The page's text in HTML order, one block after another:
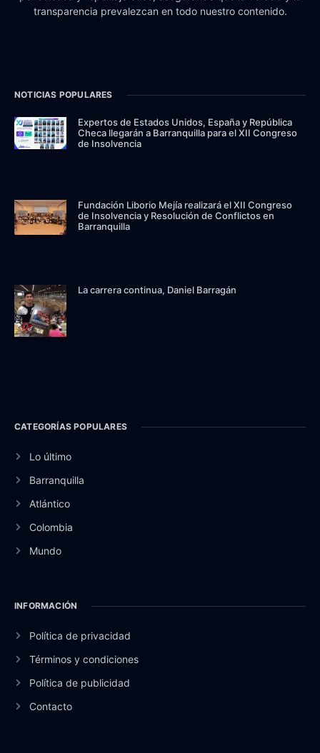
transparencia prevalezcan en todo nuestro contenido.
NOTICIAS POPULARES
Expertos de Estados Unidos, España y República
Checa llegarán a Barranquilla para el XII Congreso
de Insolvencia
Fundación Liborio Mejía realizará el XII Congreso
de Insolvencia y Resolución de Conflictos en
Barranquilla
La carrera continua, Daniel Barragán
CATEGORÍAS POPULARES
Lo último
Barranquilla
Atlántico
Colombia
Mundo
INFORMACIÓN
Política de privacidad
Términos y condiciones
Política de publicidad
Contacto